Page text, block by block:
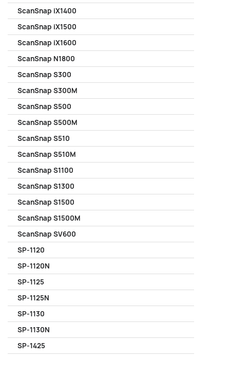
ScanSnap iX1400
ScanSnap iX1500
ScanSnap iX1600
ScanSnap N1800
ScanSnap S300
ScanSnap S300M
ScanSnap S500
ScanSnap S500M
ScanSnap S510
ScanSnap S510M
ScanSnap S1100
ScanSnap S1300
ScanSnap S1500
ScanSnap S1500M
ScanSnap SV600
SP-1120
SP-1120N
SP-1125
SP-1125N
SP-1130
SP-1130N
SP-1425